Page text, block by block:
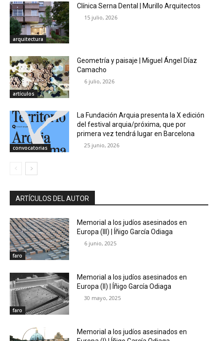
arquitectura
Clínica Serna Dental | Murillo Arquitectos
15 julio, 2026
artículos
Geometría y paisaje | Miguel Ángel Díaz
Camacho
6 julio, 2026
convocatorias
La Fundación Arquia presenta la X edición
del festival arquia/próxima, que por
primera vez tendrá lugar en Barcelona
25 junio, 2026
ARTÍCULOS DEL AUTOR
faro
Memorial a los judíos asesinados en
Europa (III) | Íñigo García Odiaga
6 junio, 2025
faro
Memorial a los judíos asesinados en
Europa (II) | Íñigo García Odiaga
30 mayo, 2025
Memorial a los judíos asesinados en